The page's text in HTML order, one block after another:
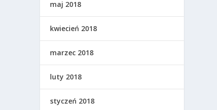
maj 2018
kwiecień 2018
marzec 2018
luty 2018
styczeń 2018